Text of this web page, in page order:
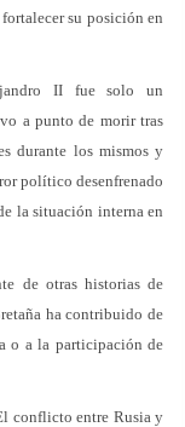
su posición en
II fue solo un
a punto de morir tras
durante los mismos y
político desenfrenado
la situación interna en
de otras historias de
ha contribuido de
o a la participación de
conflicto entre Rusia y